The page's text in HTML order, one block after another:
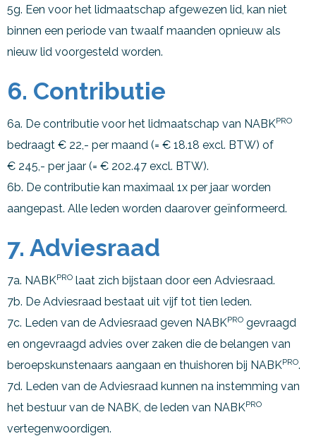
5g. Een voor het lidmaatschap afgewezen lid, kan niet
binnen een periode van twaalf maanden opnieuw als
nieuw lid voorgesteld worden.
6. Contributie
6a. De contributie voor het lidmaatschap van NABKPRO
bedraagt € 22,- per maand (= € 18.18 excl. BTW) of
€ 245,- per jaar (= € 202.47 excl. BTW).
6b. De contributie kan maximaal 1x per jaar worden
aangepast. Alle leden worden daarover geïnformeerd.
7. Adviesraad
7a. NABKPRO laat zich bijstaan door een Adviesraad.
7b. De Adviesraad bestaat uit vijf tot tien leden.
7c. Leden van de Adviesraad geven NABKPRO gevraagd
en ongevraagd advies over zaken die de belangen van
beroepskunstenaars aangaan en thuishoren bij NABKPRO.
7d. Leden van de Adviesraad kunnen na instemming van
het bestuur van de NABK, de leden van NABKPRO
vertegenwoordigen.